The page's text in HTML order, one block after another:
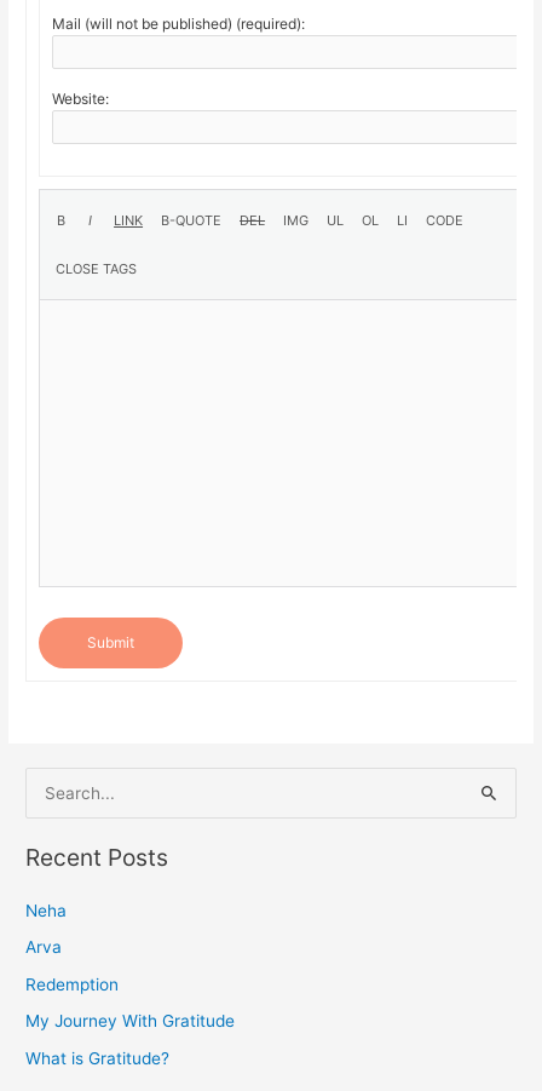
Mail (will not be published) (required):
Website:
Submit
e
a
c
h
f
o
Recent Posts
Neha
Arva
Redemption
My Journey With Gratitude
What is Gratitude?